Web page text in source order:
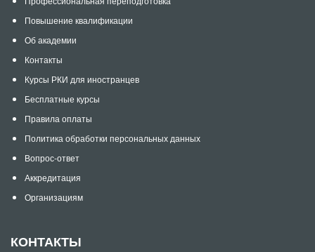
Повышение квалификации
Об академии
Контакты
Курсы РКИ для иностранцев
Бесплатные курсы
Правила оплаты
Политика обработки персональных данных
Вопрос-ответ
Аккредитация
Организациям
КОНТАКТЫ